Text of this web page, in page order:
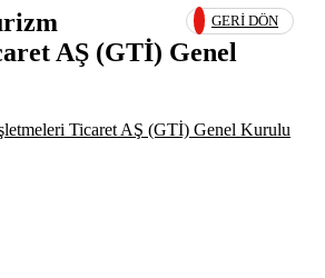
GERI DÖN
AŞ (GTİ) Genel